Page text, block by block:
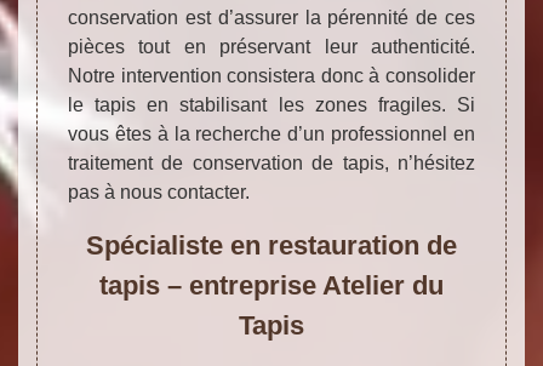
conservation est d’assurer la pérennité de ces
pièces tout en préservant leur authenticité.
Notre intervention consistera donc à consolider
le tapis en stabilisant les zones fragiles. Si
vous êtes à la recherche d’un professionnel en
traitement de conservation de tapis, n’hésitez
pas à nous contacter.
Spécialiste en restauration de
tapis – entreprise Atelier du
Tapis